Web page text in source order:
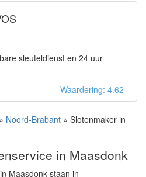
sleuteldienst en 24 uur
Waardering: 4.62
» Noord-Brabant » Slotenmaker in
in Maasdonk
Maasdonk staan in